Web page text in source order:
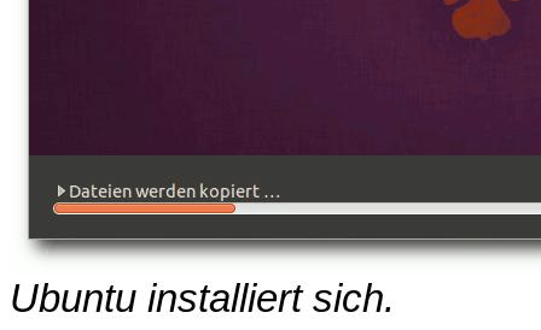
Ubuntu installiert sich.